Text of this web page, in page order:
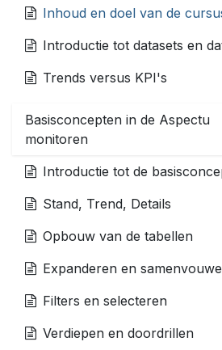
Inhoud en doel van de
Introductie tot datasets en
Trends versus KPI's
Basisconcepten in de Aspectu
monitoren
Introductie tot de
Stand, Trend, Details
Opbouw van de tabellen
Expanderen en
Filters en selecteren
Verdiepen en doordrillen